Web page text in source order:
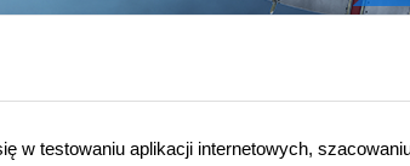
w testowaniu aplikacji internetowych,